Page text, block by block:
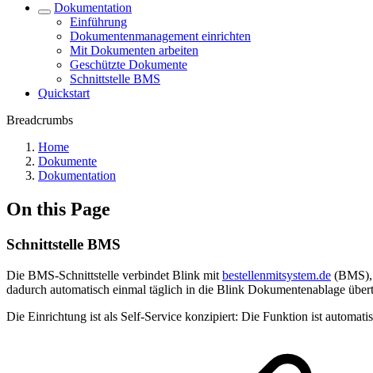
Dokumentation
Einführung
Dokumentenmanagement einrichten
Mit Dokumenten arbeiten
Geschützte Dokumente
Schnittstelle BMS
Quickstart
Breadcrumbs
Home
Dokumente
Dokumentation
On this Page
Schnittstelle BMS
Die BMS-Schnittstelle verbindet Blink mit bestellenmitsystem.de (BMS),
dadurch automatisch einmal täglich in die Blink Dokumentenablage
Die Einrichtung ist als Self-Service konzipiert: Die Funktion ist